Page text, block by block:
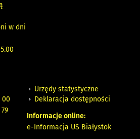
w dni
00
Urzędy statystyczne
Deklaracja dostępności
Informacje online:
e-Informacja US Białystok